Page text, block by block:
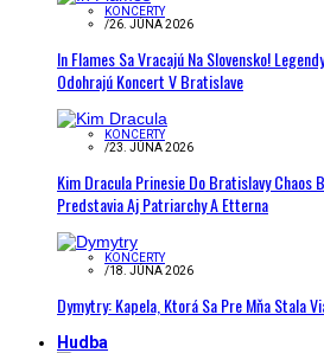
KONCERTY
/26. JÚNA 2026
In Flames Sa Vracajú Na Slovensko!
Odohrajú Koncert V Bratislave
KONCERTY
/23. JÚNA 2026
Kim Dracula Prinesie Do Bratislavy Chaos
Predstavia Aj Patriarchy A Etterna
KONCERTY
/18. JÚNA 2026
Dymytry: Kapela, Ktorá Sa Pre Mňa Stala
Hudba